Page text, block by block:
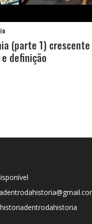
(parte 1)
definição